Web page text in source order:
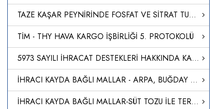
TAZE KAŞAR PEYNİRİNDE FOSFAT VE SİTRAT TUZLARININ TESPİTİNE İLİŞKİN ANALİZ METODU GELİŞTİRİLDİ
TİM - THY HAVA KARGO İŞBİRLİĞİ 5. PROTOKOLÜ
5973 SAYILI İHRACAT DESTEKLERİ HAKKINDA KARARA İLİŞKİN GENELGELERDE DEĞİŞİKLİK YAPILMASI
İHRACI KAYDA BAĞLI MALLAR - ARPA, BUĞDAY VE BU ÜRÜNLERİN KIRIKLARI
İHRACI KAYDA BAĞLI MALLAR-SÜT TOZU İLE TEREYAĞI İHRACATI